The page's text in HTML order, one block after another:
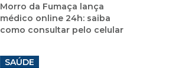
Morro da Fumaça lança
médico online 24h: saiba
como consultar pelo celular
SAÚDE